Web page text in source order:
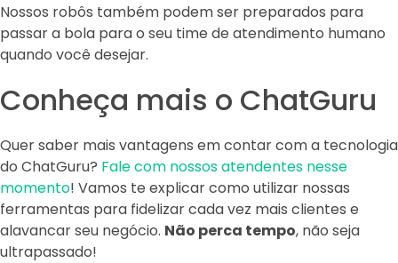
Nossos robôs também podem ser preparados para
passar a bola para o seu time de atendimento humano
quando você desejar.
Conheça mais o ChatGuru
Quer saber mais vantagens em contar com a tecnologia
do ChatGuru? Fale com nossos atendentes nesse
momento! Vamos te explicar como utilizar nossas
ferramentas para fidelizar cada vez mais clientes e
alavancar seu negócio. Não perca tempo, não seja
ultrapassado!